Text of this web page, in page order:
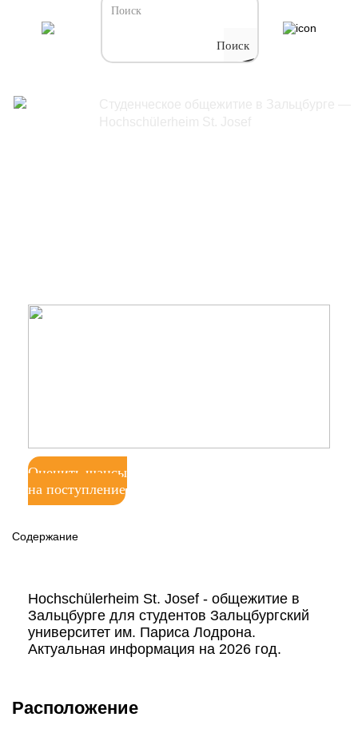
Поиск
Оценить шансы
на поступление
Содержание
Hochschülerheim St. Josef - общежитие в
Зальцбурге для студентов Зальцбургский
университет им. Париса Лодрона.
Актуальная информация на 2026 год.
Расположение